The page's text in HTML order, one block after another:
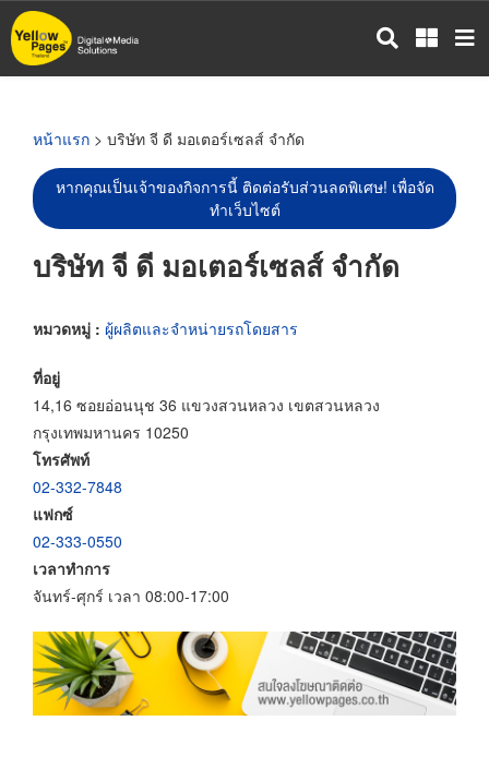
ข้าม
ไป
หน้าแรก > บริษัท จี ดี มอเตอร์เซลส์ จำกัด
หากคุณเป็นเจ้าของกิจการนี้ ติดต่อรับส่วนลดพิเศษ! เพื่อจัด
ทำเว็บไซต์
บริษัท จี ดี มอเตอร์เซลส์ จำกัด
หมวดหมู่ : ผู้ผลิตและจำหน่ายรถโดยสาร
ที่อยู่
14,16 ซอยอ่อนนุช 36 แขวงสวนหลวง เขตสวนหลวง
กรุงเทพมหานคร 10250
โทรศัพท์
02-332-7848
แฟกซ์
02-333-0550
เวลาทำการ
จันทร์-ศุกร์ เวลา 08:00-17:00